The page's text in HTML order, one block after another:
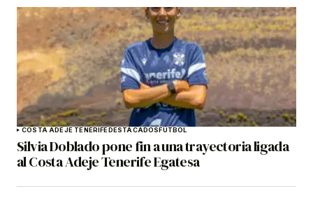
COSTA ADEJE TENERIFEDESTACADOSFÚTBOL
Silvia Doblado pone fin a una trayectoria ligada
al Costa Adeje Tenerife Egatesa